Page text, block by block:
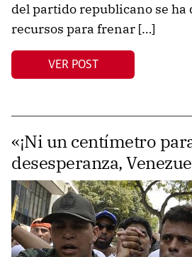
del partido republicano se ha
recursos para frenar […]
VER POST
«¡Ni un centímetro
desesperanza,